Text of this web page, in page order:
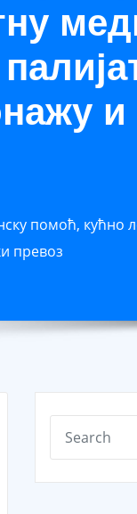
и
помоћ, кућно
превоз